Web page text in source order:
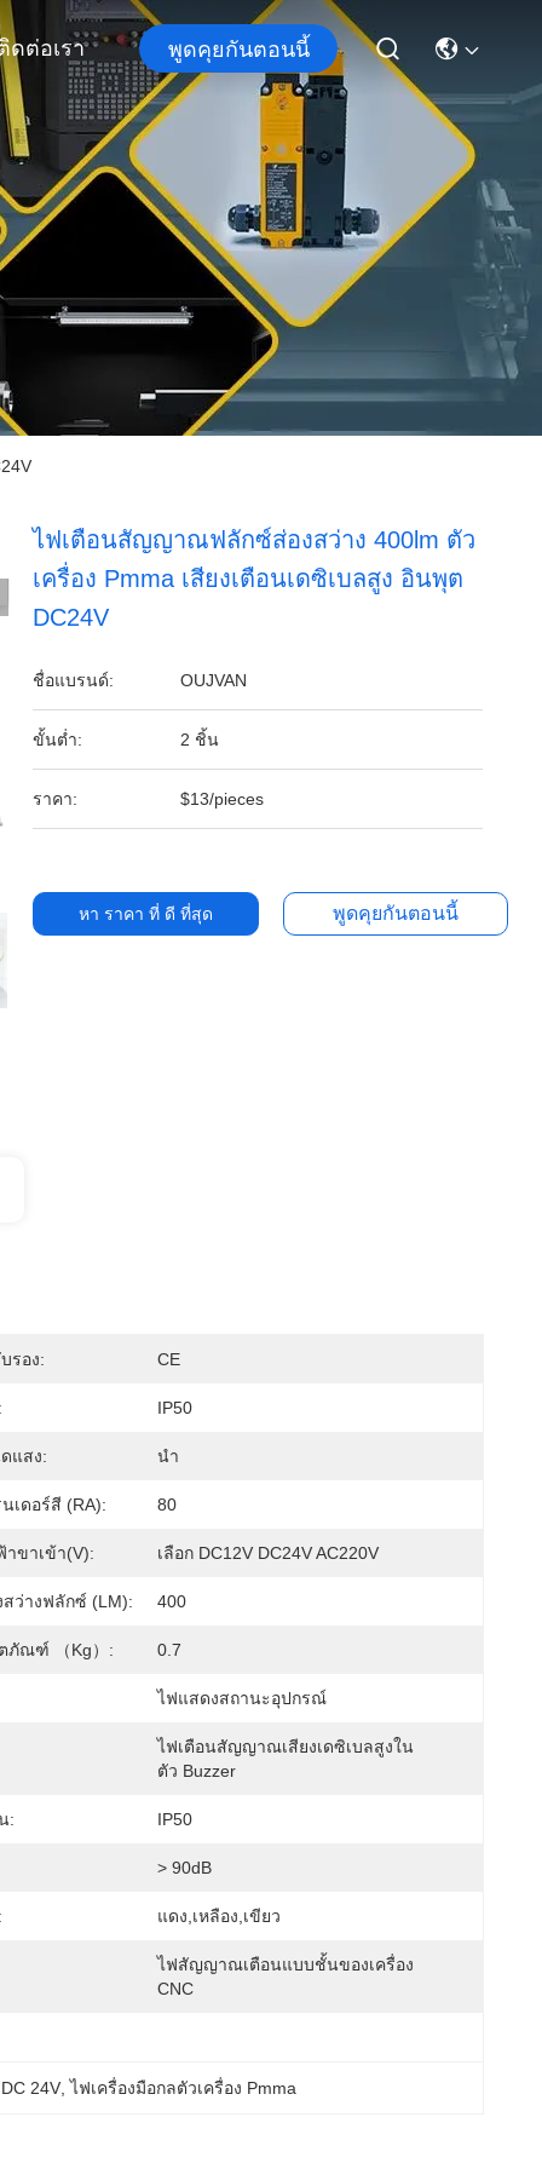
ดต่อเรา พูดคุยกันตอนนี้
ไฟเตือนสัญญาณฟลักซ์ส่องสว่าง 400lm ตัว
เครื่อง Pmma เสียงเตือนเดซิเบลสูง อินพุต
DC24V
ชื่อแบรนด์: OUJVAN
ขั้นต่ำ: 2 ชิ้น
ราคา: $13/pieces
หา ราคา ที่ ดี ที่สุด พูดคุยกันตอนนี้
รอง: CE
IP50
แสง: นำ
เดอร์สี (RA): 80
ขาเข้า(V): เลือก DC12V DC24V AC220V
ว่างฟลักซ์ (LM): 400
ภัณฑ์ （kg）: 0.7
ไฟแสดงสถานะอุปกรณ์
ไฟเตือนสัญญาณเสียงเดซิเบลสูงใน
ตัว Buzzer
: IP50
> 90dB
แดง,เหลือง,เขียว
ไฟสัญญาณเตือนแบบชั้นของเครื่อง
CNC
24V , ไฟเครื่องมือกลตัวเครื่อง Pmma